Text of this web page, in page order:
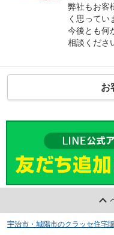
弊社もお客
く思ってい
今後とも何
相談くださ
お
宇治市・城陽市のクラッセ住宅